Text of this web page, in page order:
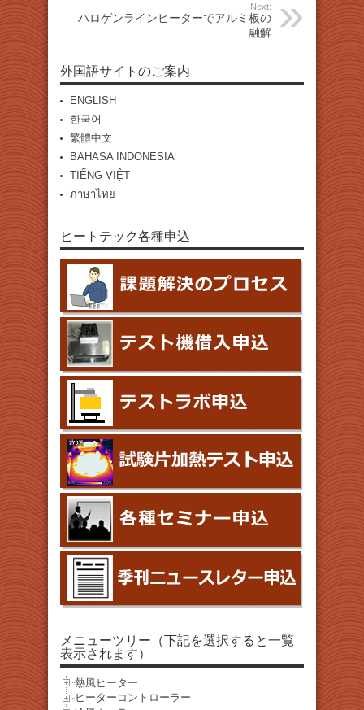
Next:
ハロゲンラインヒーターでアルミ板の
融解
外国語サイトのご案内
ENGLISH
한국어
繁體中文
BAHASA INDONESIA
TIẾNG VIỆT
ภาษาไทย
ヒートテック各種申込
メニューツリー（下記を選択すると一覧
表示されます）
熱風ヒーター
ヒーターコントローラー